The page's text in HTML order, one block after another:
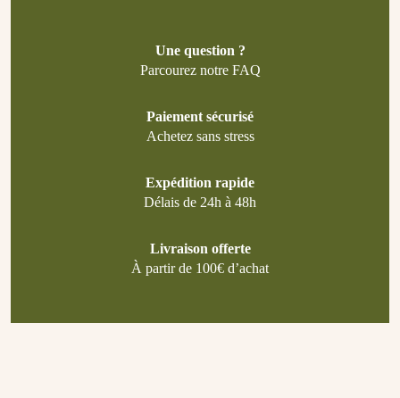
Une question ?
Parcourez notre FAQ
Paiement sécurisé
Achetez sans stress
Expédition rapide
Délais de 24h à 48h
Livraison offerte
À partir de 100€ d’achat